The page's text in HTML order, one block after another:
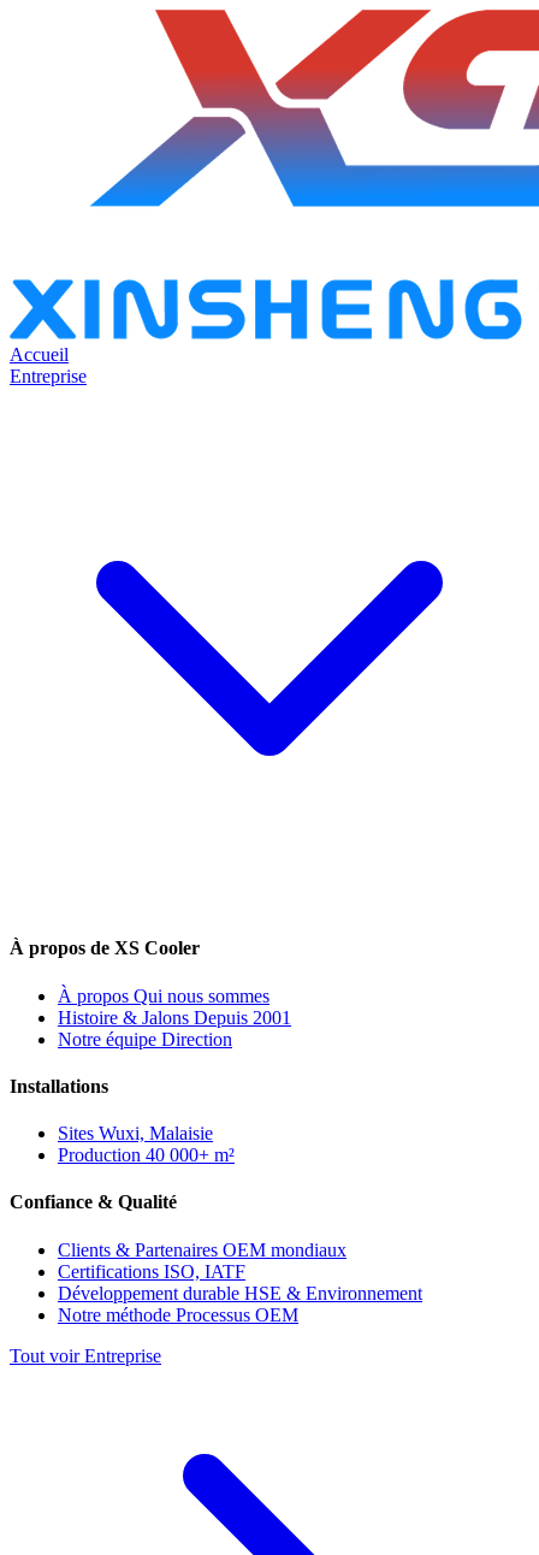
Accueil
Entreprise
À propos de XS Cooler
À propos Qui nous sommes
Histoire & Jalons Depuis 2001
Notre équipe Direction
Installations
Sites Wuxi, Malaisie
Production 40 000+ m²
Confiance & Qualité
Clients & Partenaires OEM mondiaux
Certifications ISO, IATF
Développement durable HSE & Environnement
Notre méthode Processus OEM
Tout voir Entreprise